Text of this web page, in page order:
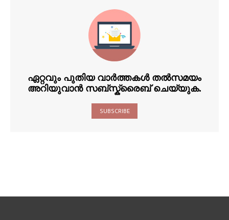
ഏറ്റവും പുതിയ വാർത്തകൾ തൽസമയം
അറിയുവാൻ സബ്സ്ക്രൈബ് ചെയ്യുക.
SUBSCRIBE